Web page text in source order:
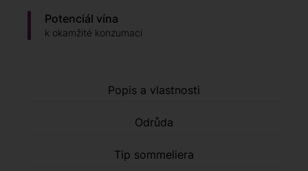
Potenciál vína
k okamžité konzumaci
Popis a vlastnosti
Odrůda
Tip sommeliera